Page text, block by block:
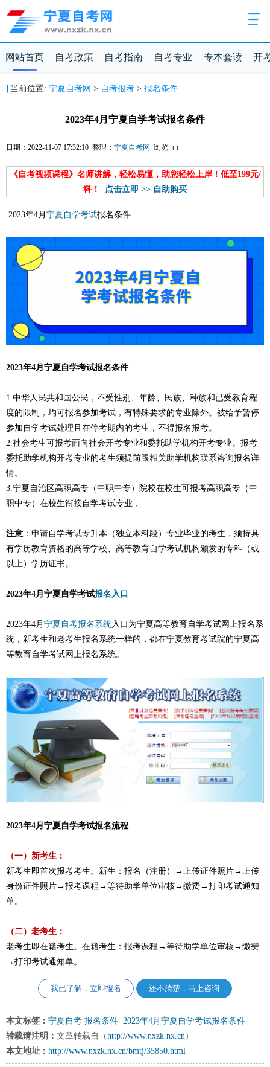
网站首页 自考政策 自考指南 自考专业 专本套读 开
当前位置: 宁夏自考网 > 自考报考> 报名条件
2023年4月宁夏自学考试报名条件
日期：2022-11-07 17:32:10 整理： 宁夏自考网 浏览（ ）
《自考视频课程》名师讲解，轻松易懂，助您轻松上岸！低至199元/
科！
点击立即 >> 自助购买
2023年4月 宁夏自学考试报名条件
2023年4月宁夏自学考试报名条件
1.中华人民共和国公民，不受性别、年龄、民族、种族和已受教育程
度的限制，均可报名参加考试，有特殊要求的专业除外。被给予暂停
参加自学考试处理且在停考期内的考生，不得报名报考。
2.社会考生可报考面向社会开考专业和委托助学机构开考专业。报考
委托助学机构开考专业的考生须提前跟相关助学机构联系咨询报名详
情。
3.宁夏自治区高职高专（中职中专）院校在校生可报考高职高专（中
职中专）在校生衔接自学考试专业，
注意：申请自学考试专升本（独立本科段）专业毕业的考生，须持具
有学历教育资格的高等学校、高等教育自学考试机构颁发的专科（或
以上）学历证书。
2023年4月宁夏自学考试报名入口
2023年4月 宁夏自考报名系统入口为宁夏高等教育自学考试网上报名系
统，新考生和老考生报名系统一样的，都在宁夏教育考试院的宁夏高
等教育自学考试网上报名系统。
2023年4月宁夏自学考试报名流程
（一）新考生：
新考生即首次报考考生。新生：报名（注册）→上传证件照片→上传
身份证件照片→报考课程→等待助学单位审核→缴费→打印考试通知
单。
（二）老考生：
老考生即在籍考生。在籍考生：报考课程→等待助学单位审核→缴费
→打印考试通知单。
我已了解，立即报名 还不清楚，马上咨询
本文标签： 宁夏自考 报名条件 2023年4月宁夏自学考试报名条件
转载请注明： 文章转载自（http://www.nxzk.nx.cn）
本文地址： http://www.nxzk.nx.cn/bmtj/35850.html